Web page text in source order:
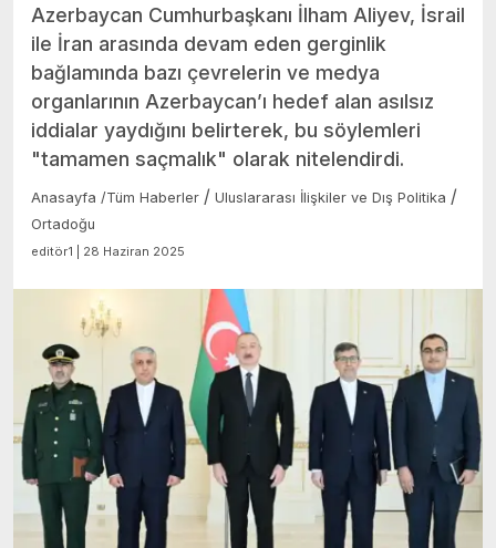
Azerbaycan Cumhurbaşkanı İlham Aliyev, İsrail
ile İran arasında devam eden gerginlik
bağlamında bazı çevrelerin ve medya
organlarının Azerbaycan’ı hedef alan asılsız
iddialar yaydığını belirterek, bu söylemleri
"tamamen saçmalık" olarak nitelendirdi.
Anasayfa /Tüm Haberler / Uluslararası İlişkiler ve Dış Politika /
Ortadoğu
editör1 | 28 Haziran 2025